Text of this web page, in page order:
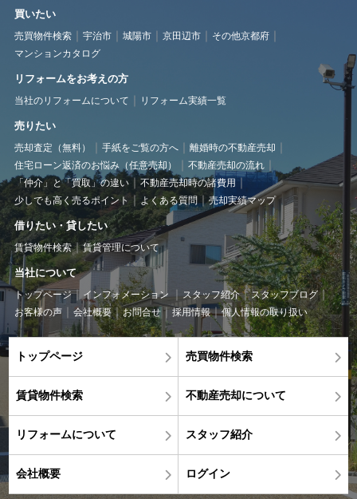
買いたい
売買物件検索 宇治市 城陽市 京田辺市
その他京都府
マンションカタログ
リフォームをお考えの方
当社のリフォームについて リフォーム実績一覧
売りたい
売却査定（無料） 手紙をご覧の方へ
離婚時の不動産売却
住宅ローン返済のお悩み（任意売却）
不動産売却の流れ
「仲介」と「買取」の違い
不動産売却時の諸費用
少しでも高く売るポイント
よくある質問 売却実績マップ
借りたい・貸したい
賃貸物件検索 賃貸管理について
当社について
トップページ インフォメーション スタッフ紹介
スタッフブログ
お客様の声
会社概要 お問合せ 採用情報 個人情報の取り扱い
トップページ 売買物件検索
賃貸物件検索 不動産売却について
リフォームについて スタッフ紹介
会社概要 ログイン